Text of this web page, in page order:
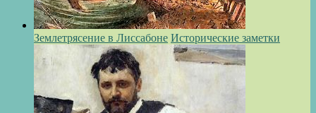
Землетрясение в Лиссабоне Исторические заметки